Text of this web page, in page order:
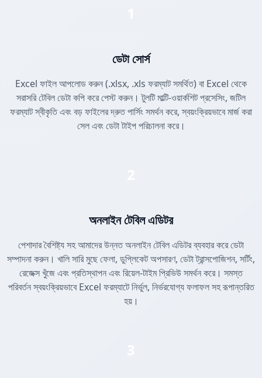
ডেটা সোর্স
Excel ফাইল আপলোড করুন (.xlsx, .xls ফরম্যাট সমর্থিত) বা Excel থেকে
সরাসরি টেবিল ডেটা কপি করে পেস্ট করুন। টুলটি মাল্টি-ওয়ার্কশিট প্রসেসিং, জটিল
ফরম্যাট স্বীকৃতি এবং বড় ফাইলের দ্রুত পার্সিং সমর্থন করে, স্বয়ংক্রিয়ভাবে মার্জ করা
সেল এবং ডেটা টাইপ পরিচালনা করে।
অনলাইন টেবিল এডিটর
পেশাদার বৈশিষ্ট্য সহ আমাদের উন্নত অনলাইন টেবিল এডিটর ব্যবহার করে ডেটা
সম্পাদনা করুন। খালি সারি মুছে ফেলা, ডুপ্লিকেট অপসারণ, ডেটা ট্রান্সপোজিশন, সর্টিং,
রেজেক্স খুঁজে এবং প্রতিস্থাপন এবং রিয়েল-টাইম প্রিভিউ সমর্থন করে। সমস্ত
পরিবর্তন স্বয়ংক্রিয়ভাবে Excel ফরম্যাটে নির্ভুল, নির্ভরযোগ্য ফলাফল সহ রূপান্তরিত
হয়।